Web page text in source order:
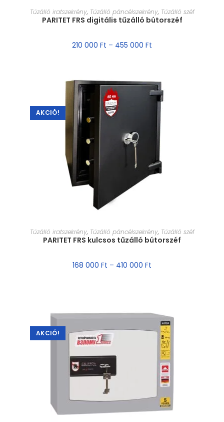
MÉRET VÁLASZTÁSA
Tűzálló iratszekrény, Tűzálló páncélszekrény, Tűzálló széf
PARITET FRS digitális tűzálló bútorszéf
210 000 Ft – 455 000 Ft
AKCIÓ!
MÉRET VÁLASZTÁSA
Tűzálló iratszekrény, Tűzálló páncélszekrény, Tűzálló széf
PARITET FRS kulcsos tűzálló bútorszéf
168 000 Ft – 410 000 Ft
AKCIÓ!